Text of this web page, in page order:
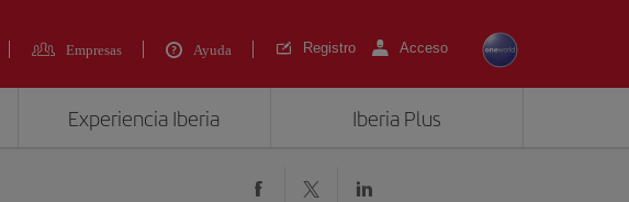
Empresas Ayuda Registro Acceso
Experiencia Iberia Iberia Plus